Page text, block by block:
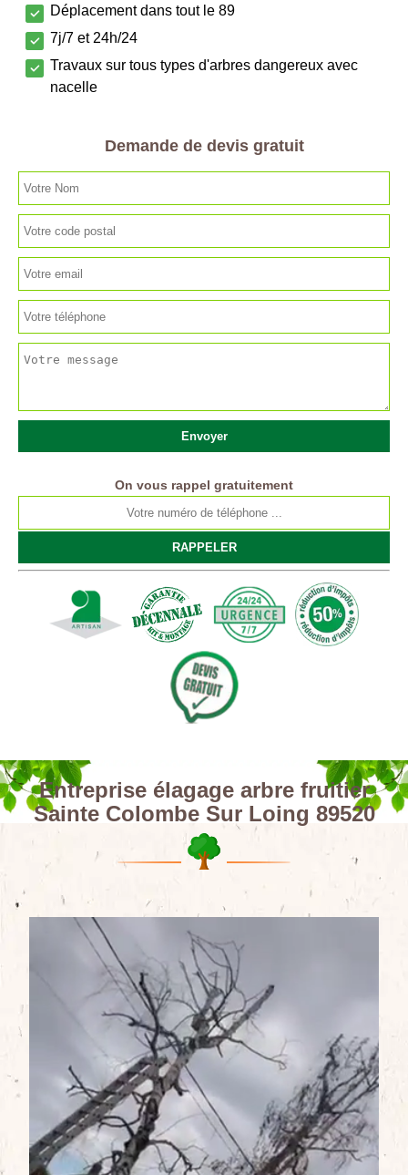
Déplacement dans tout le 89
7j/7 et 24h/24
Travaux sur tous types d'arbres dangereux avec
nacelle
Demande de devis gratuit
On vous rappel gratuitement
Entreprise élagage arbre fruitier
Sainte Colombe Sur Loing 89520